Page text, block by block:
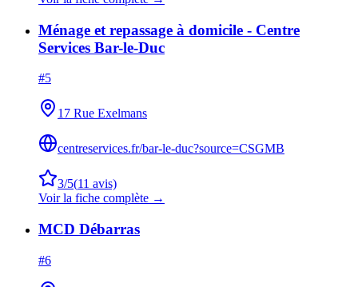
Ménage et repassage à domicile - Centre
Services Bar-le-Duc
#5
17 Rue Exelmans
centreservices.fr/bar-le-duc?source=CSGMB
3/5(11 avis)
Voir la fiche complète →
MCD Débarras
#6